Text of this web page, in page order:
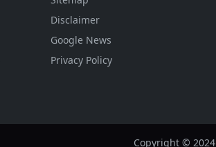
Disclaimer
Google News
Privacy Policy
Copyright © 2024